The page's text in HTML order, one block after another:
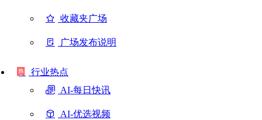
收藏夹广场
广场发布说明
行业热点
AI-每日快讯
AI-优选视频